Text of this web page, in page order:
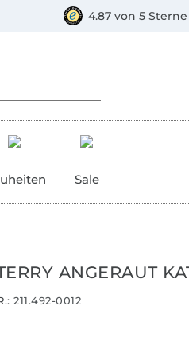
4.87 von 5
Sale
ANGERAUT
211.492-0012